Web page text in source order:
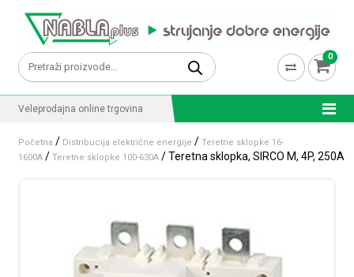
Pretraži: 0
Veleprodajna online trgovina
Početna / Distribucija električne energije /Teretne sklopke 16-
1600A /Teretne sklopke 100-630A / Teretna sklopka, SIRCO M, 4P, 250A